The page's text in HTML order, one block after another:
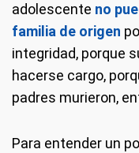
adolescente no
familia de origen
integridad, porque
hacerse cargo,
padres murieron,
Para entender un